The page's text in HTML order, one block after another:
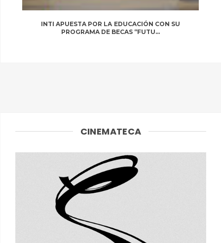
INTI APUESTA POR LA EDUCACIÓN CON SU
PROGRAMA DE BECAS “FUTU...
CINEMATECA